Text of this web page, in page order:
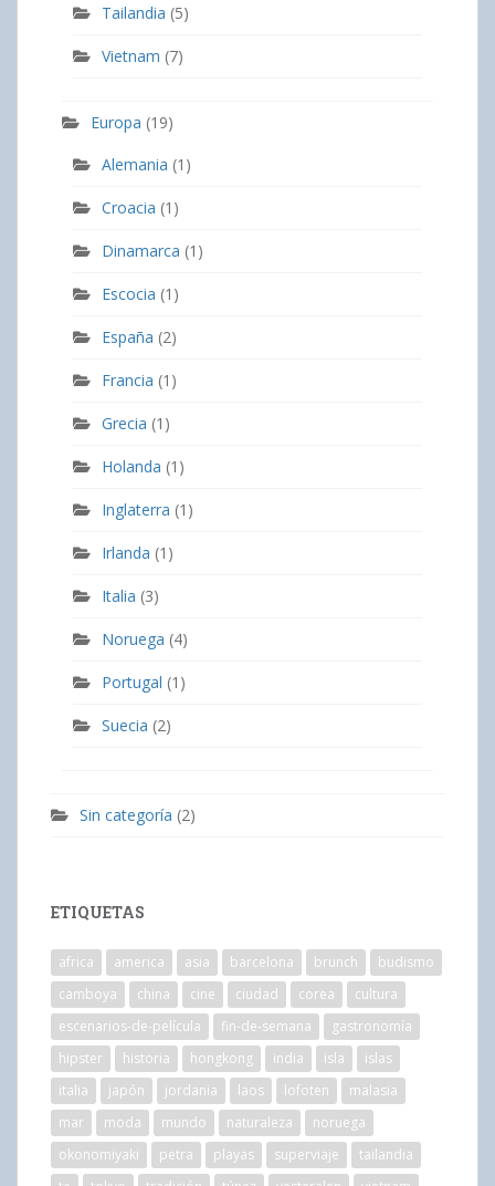
Tailandia (5)
Vietnam (7)
Europa (19)
Alemania (1)
Croacia (1)
Dinamarca (1)
Escocia (1)
España (2)
Francia (1)
Grecia (1)
Holanda (1)
Inglaterra (1)
Irlanda (1)
Italia (3)
Noruega (4)
Portugal (1)
Suecia (2)
Sin categoría (2)
ETIQUETAS
africa america asia barcelona brunch
budismo
camboya
china cine ciudad corea
cultura
escenarios-de-película
fin-de-semana
gastronomía
hipster
historia hongkong india isla
islas
italia
japón jordania laos lofoten
malasia
mar
moda mundo naturaleza
noruega
okonomiyaki
petra playas superviaje
tailandia